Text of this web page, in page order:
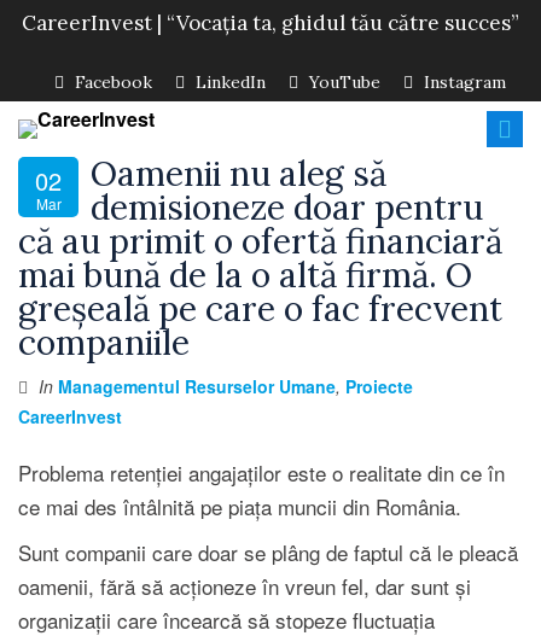
CareerInvest | “Vocația ta, ghidul tău către succes”
Facebook LinkedIn YouTube Instagram
02
Mar
Oamenii nu aleg să
demisioneze doar pentru
că au primit o ofertă financiară
mai bună de la o altă firmă. O
greșeală pe care o fac frecvent
companiile
In Managementul Resurselor Umane, Proiecte
CareerInvest
Problema retenției angajaților este o realitate din ce în
ce mai des întâlnită pe piața muncii din România.
Sunt companii care doar se plâng de faptul că le pleacă
oamenii, fără să acționeze în vreun fel, dar sunt și
organizații care încearcă să stopeze fluctuația